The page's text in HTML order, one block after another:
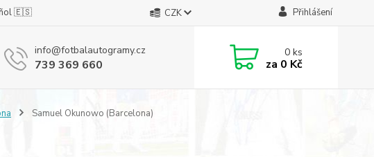
🇪🇸 CZK Přihlášení
info@fotbalautogramy.cz
739 369 660
0ks
za 0 Kč
Samuel Okunowo (Barcelona)